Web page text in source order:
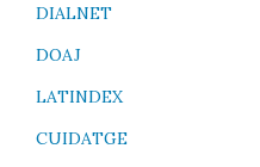
DIALNET
DOAJ
LATINDEX
CUIDATGE